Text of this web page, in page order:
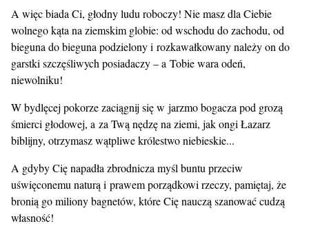
A więc biada Ci, głodny ludu roboczy! Nie masz dla Ciebie
wolnego kąta na ziemskim globie: od wschodu do zachodu, od
bieguna do bieguna podzielony i rozkawałkowany należy on do
garstki szczęśliwych posiadaczy – a Tobie wara odeń,
niewolniku!
W bydlęcej pokorze zaciągnij się w jarzmo bogacza pod grozą
śmierci głodowej, a za Twą nędzę na ziemi, jak ongi Łazarz
biblijny, otrzymasz wątpliwe królestwo niebieskie...
A gdyby Cię napadła zbrodnicza myśl buntu przeciw
uświęconemu naturą i prawem porządkowi rzeczy, pamiętaj, że
bronią go miliony bagnetów, które Cię nauczą szanować cudzą
własność!